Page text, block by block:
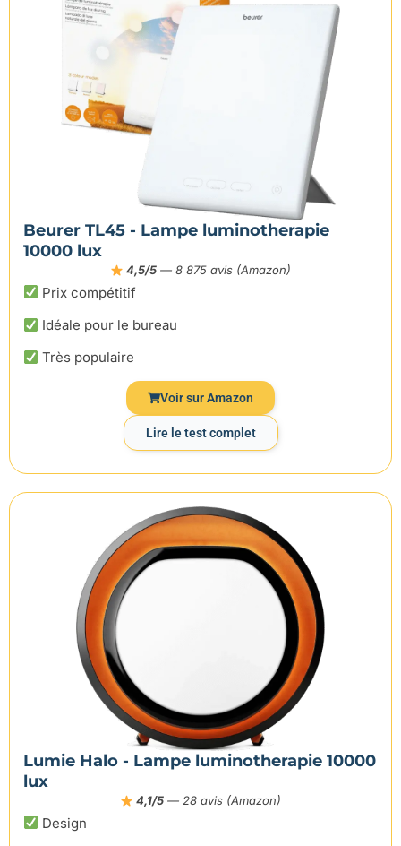
Beurer TL45 - Lampe luminotherapie
10000 lux
4,5/5 — 8 875 avis (Amazon)
Prix compétitif
Idéale pour le bureau
Très populaire
Voir sur Amazon
Lire le test complet
Lumie Halo - Lampe luminotherapie 10000
lux
4,1/5 — 28 avis (Amazon)
Design